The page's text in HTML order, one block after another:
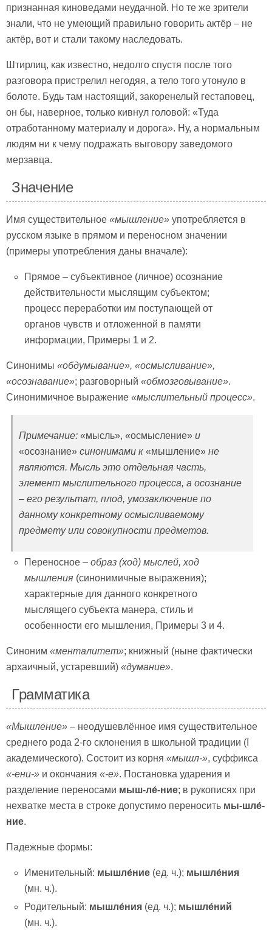
признанная киноведами неудачной. Но те же зрители
знали, что не умеющий правильно говорить актёр – не
актёр, вот и стали такому наследовать.
Штирлиц, как известно, недолго спустя после того
разговора пристрелил негодяя, а тело того утонуло в
болоте. Будь там настоящий, закоренелый гестаповец,
он бы, наверное, только кивнул головой: «Туда
отработанному материалу и дорога». Ну, а нормальным
людям ни к чему подражать выговору заведомого
мерзавца.
Значение
Имя существительное «мышление» употребляется в
русском языке в прямом и переносном значении
(примеры употребления даны вначале):
Прямое – субъективное (личное) осознание
действительности мыслящим субъектом;
процесс переработки им поступающей от
органов чувств и отложенной в памяти
информации, Примеры 1 и 2.
Синонимы «обдумывание», «осмысливание»,
«осознавание»; разговорный «обмозговывание».
Синонимичное выражение «мыслительный процесс».
Примечание: «мысль», «осмысление» и
«осознание» синонимами к «мышление» не
являются. Мысль это отдельная часть,
элемент мыслительного процесса, а осознание
– его результат, плод, умозаключение по
данному конкретному осмысливаемому
предмету или совокупности предметов.
Переносное –образ (ход) мыслей, ход
мышления (синонимичные выражения);
характерные для данного конкретного
мыслящего субъекта манера, стиль и
особенности его мышления, Примеры 3 и 4.
Синоним «менталитет»; книжный (ныне фактически
архаичный, устаревший) «думание».
Грамматика
«Мышление» – неодушевлённое имя существительное
среднего рода 2-го склонения в школьной традиции (I
академического). Состоит из корня «мышл-», суффикса
«-ени-» и окончания «-е». Постановка ударения и
разделение переносами мыш-ле́-ние; в рукописях при
нехватке места в строке допустимо переносить мы-шле́-
ние.
Падежные формы:
Именительный: мышле́ние (ед. ч.); мышле́ния
(мн. ч.).
Родительный: мышле́ния (ед. ч.); мышле́ний
(мн. ч.).